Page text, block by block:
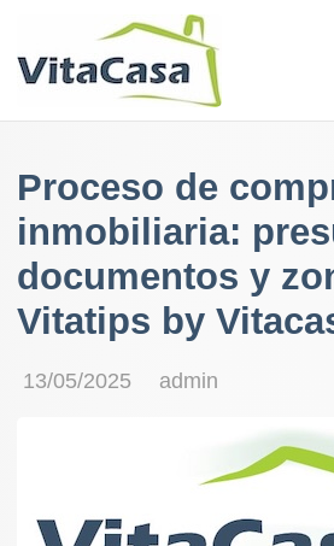
Proceso de
inmobiliaria:
documentos y
Vitatips by
13/05/2025 admin